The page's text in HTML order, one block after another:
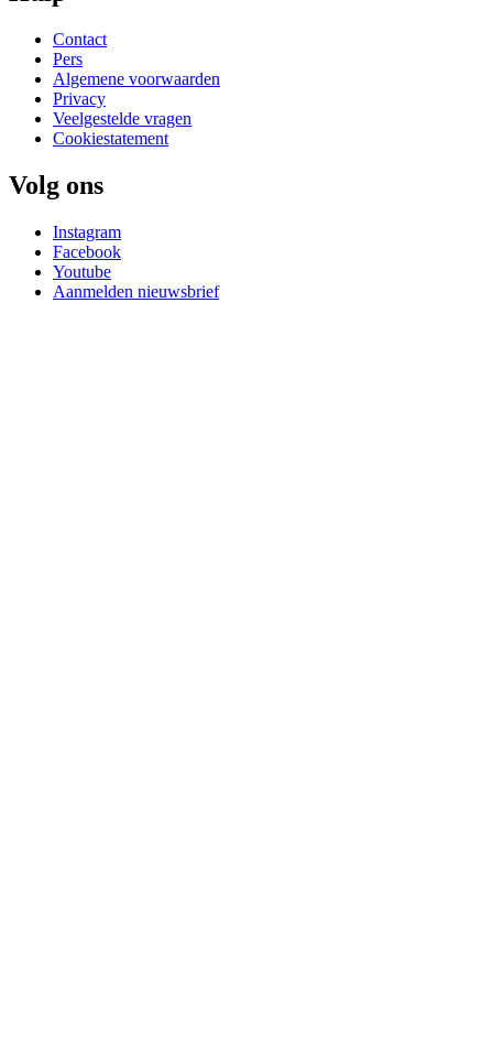
Contact
Pers
Algemene voorwaarden
Privacy
Veelgestelde vragen
Cookiestatement
Volg ons
Instagram
Facebook
Youtube
Aanmelden nieuwsbrief